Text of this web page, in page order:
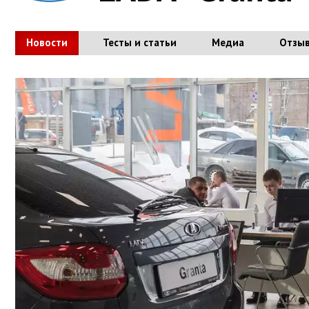
Новости Тесты и статьи Медиа